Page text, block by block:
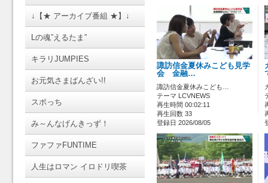
↓【★ アーカイブ番組 ★】↓
Lの魂”えるたま”
キラリJUMPIES
お元気さまばんざい!!
スポっち
み～んなげんきっず！
ファファFUNTIME
人生はロマン イロドリ喫茶
諏訪信金夏休みこども見学
会 金融…
諏訪信金夏休みこども…
テーマ LCVNEWS
再生時間 00:02:11
再生回数 33
登録日 2026/08/05